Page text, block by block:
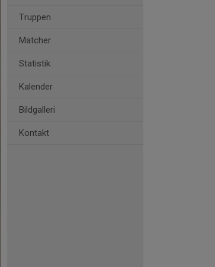
Truppen
Matcher
Statistik
Kalender
Bildgalleri
Kontakt